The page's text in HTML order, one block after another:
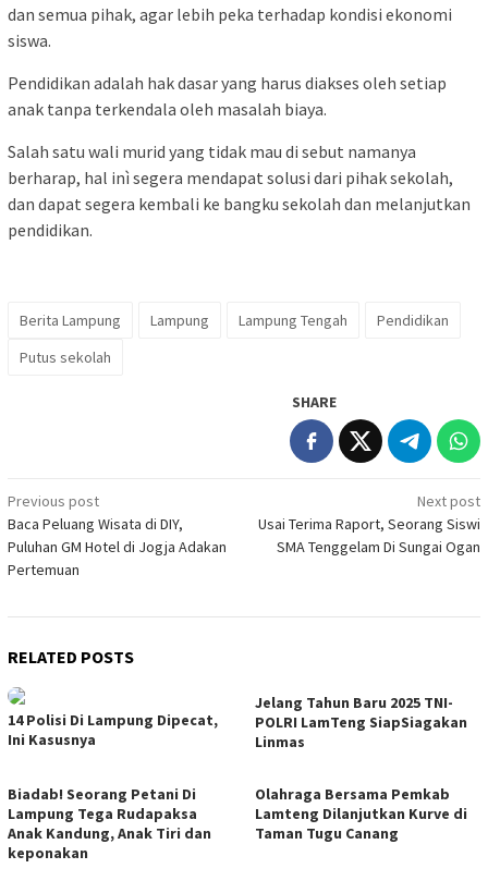
dan semua pihak, agar lebih peka terhadap kondisi ekonomi
siswa.
Pendidikan adalah hak dasar yang harus diakses oleh setiap
anak tanpa terkendala oleh masalah biaya.
Salah satu wali murid yang tidak mau di sebut namanya
berharap, hal inì segera mendapat solusi dari pihak sekolah,
dan dapat segera kembali ke bangku sekolah dan melanjutkan
pendidikan.
Berita Lampung Lampung Lampung Tengah
Pendidikan
Putus sekolah
SHARE
Post
navigation
Previous post
Baca Peluang Wisata di DIY,
Puluhan GM Hotel di Jogja Adakan
Pertemuan
Next post
Usai Terima Raport, Seorang Siswi
SMA Tenggelam Di Sungai Ogan
RELATED POSTS
14 Polisi Di Lampung Dipecat,
Ini Kasusnya
Jelang Tahun Baru 2025 TNI-
POLRI LamTeng SiapSiagakan
Linmas
Biadab! Seorang Petani Di
Lampung Tega Rudapaksa
Anak Kandung, Anak Tiri dan
keponakan
Olahraga Bersama Pemkab
Lamteng Dilanjutkan Kurve di
Taman Tugu Canang